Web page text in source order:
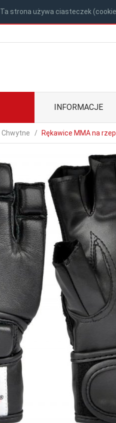
Ta strona używa ciasteczek
INFORMACJE
Chwytne Rękawice MMA na rzep